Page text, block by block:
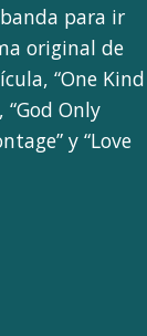
para ir
original de
“One Kind
“God Only
y “Love